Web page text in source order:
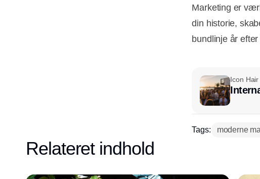
Marketing er
din historie,
bundlinje år efter
Icon Hair
Tags: moderne
Relateret indhold